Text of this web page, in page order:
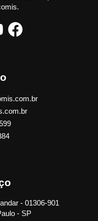
- 01306-901
- SP